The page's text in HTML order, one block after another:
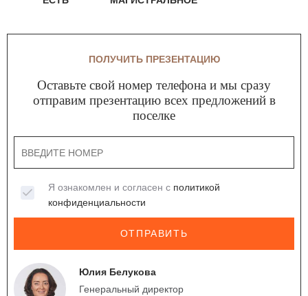
ПОЛУЧИТЬ ПРЕЗЕНТАЦИЮ
Оставьте свой номер телефона и мы сразу
отправим презентацию всех предложений в
поселке
Я ознакомлен и согласен с политикой
конфиденциальности
ОТПРАВИТЬ
Юлия Белукова
Генеральный директор